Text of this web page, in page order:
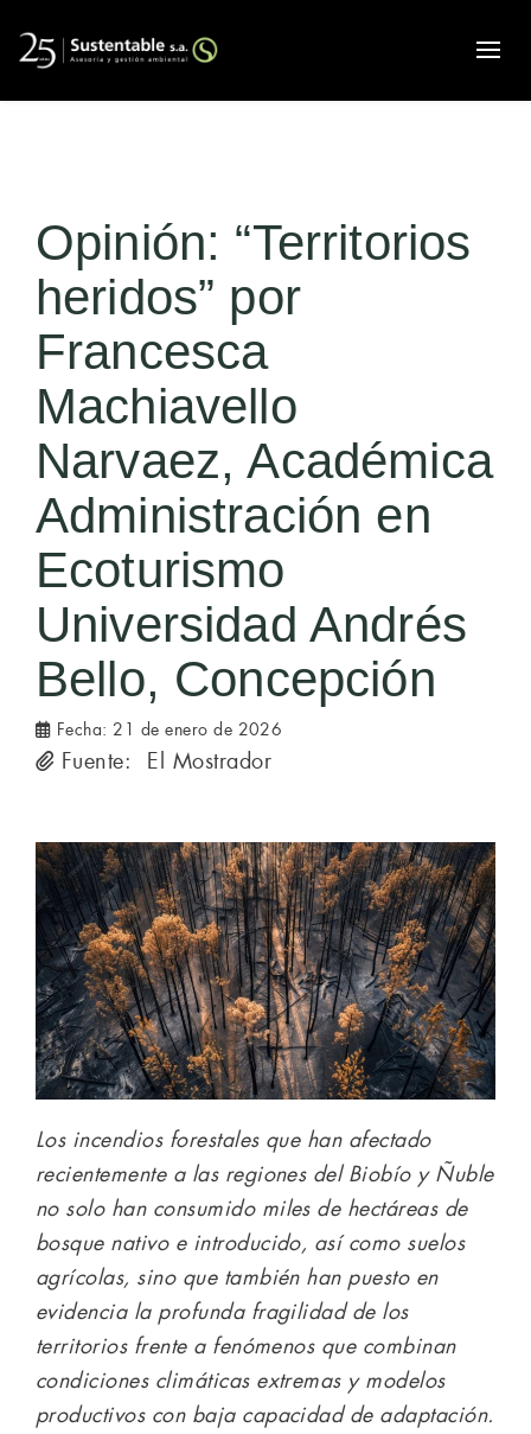
Opinión: “Territorios
heridos” por
Francesca
Machiavello
Narvaez, Académica
Administración en
Ecoturismo
Universidad Andrés
Bello, Concepción
Fecha: 21 de enero de 2026
Fuente: El Mostrador
Los incendios forestales que han afectado
recientemente a las regiones del Biobío y Ñuble
no solo han consumido miles de hectáreas de
bosque nativo e introducido, así como suelos
agrícolas, sino que también han puesto en
evidencia la profunda fragilidad de los
territorios frente a fenómenos que combinan
condiciones climáticas extremas y modelos
productivos con baja capacidad de adaptación.